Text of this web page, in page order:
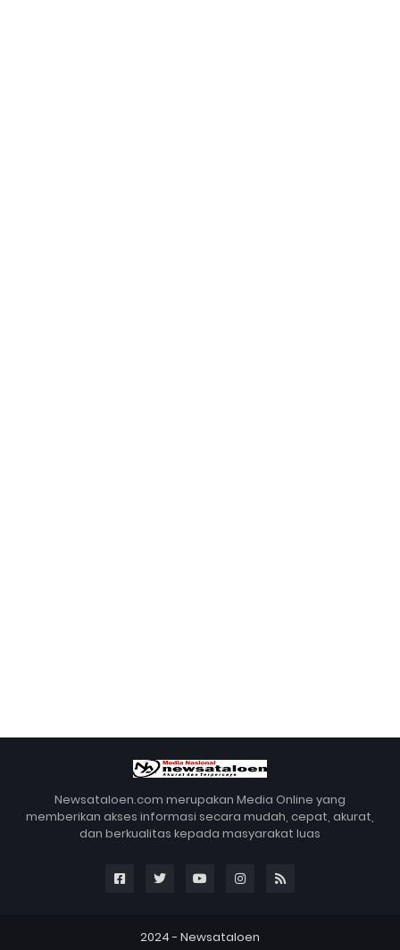
Newsataloen.com merupakan Media Online yang
memberikan akses informasi secara mudah, cepat, akurat,
dan berkualitas kepada masyarakat luas
2024 - Newsataloen